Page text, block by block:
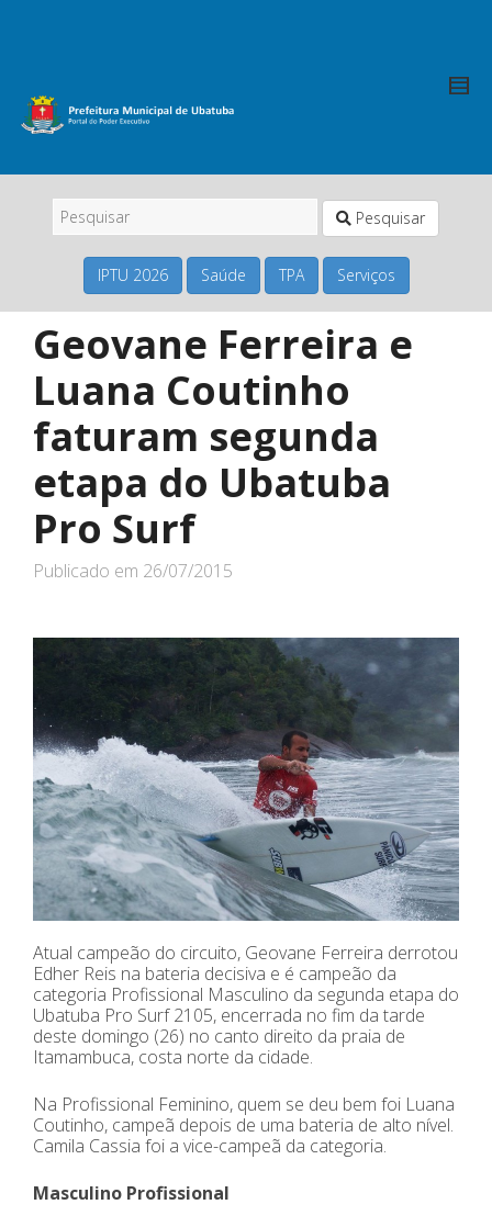
Pesquisar
IPTU 2026 Saúde TPA Serviços
Geovane Ferreira e
Luana Coutinho
faturam segunda
etapa do Ubatuba
Pro Surf
Publicado em 26/07/2015
Atual campeão do circuito, Geovane Ferreira derrotou
Edher Reis na bateria decisiva e é campeão da
categoria Profissional Masculino da segunda etapa do
Ubatuba Pro Surf 2105, encerrada no fim da tarde
deste domingo (26) no canto direito da praia de
Itamambuca, costa norte da cidade.
Na Profissional Feminino, quem se deu bem foi Luana
Coutinho, campeã depois de uma bateria de alto nível.
Camila Cassia foi a vice-campeã da categoria.
Masculino Profissional